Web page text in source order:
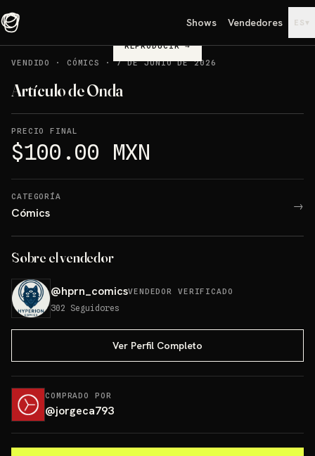
Shows Vendedores ES ▾
REPRODUCIR→
VENDIDO
· CÓMICS ·7 DE JUNIO DE 2026
Artículo de Onda
PRECIO FINAL
$100.00 MXN
CATEGORÍA
Cómics →
Sobre el vendedor
@hprn_comicsVENDEDOR VERIFICADO
302 Seguidores
Ver Perfil Completo
COMPRADO POR
@jorgeca793